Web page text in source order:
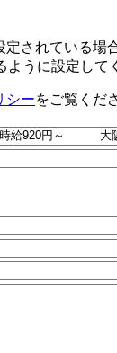
されている場
ように設定して
シーをご覧くだ